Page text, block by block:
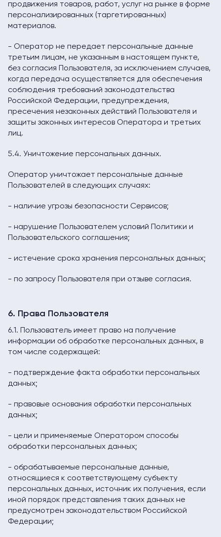
продвижения товаров, работ, услуг на рынке в форме
персонализированных (таргетированных)
материалов.
- Оператор не передает персональные данные
третьим лицам, не указанным в настоящем пункте,
без согласия Пользователя, за исключением случаев,
когда передача осуществляется для обеспечения
соблюдения требований законодательства
Российской Федерации, предупреждения,
пресечения незаконных действий Пользователя и
защиты законных интересов Оператора и третьих
лиц.
5.4. Уничтожение персональных данных.
Оператор уничтожает персональные данные
Пользователей в следующих случаях:
- наличие угрозы безопасности Сервисов;
- нарушение Пользователем условий Политики и
Пользовательского соглашения;
- истечение срока хранения персональных данных;
- по запросу Пользователя при отзыве согласия.
6. Права Пользователя
6.1. Пользователь имеет право на получение
информации об обработке персональных данных, в
том числе содержащей:
- подтверждение факта обработки персональных
данных;
- правовые основания обработки персональных
данных;
- цели и применяемые Оператором способы
обработки персональных данных;
- обрабатываемые персональные данные,
относящиеся к соответствующему субъекту
персональных данных, источник их получения, если
иной порядок представления таких данных не
предусмотрен законодательством Российской
Федерации;